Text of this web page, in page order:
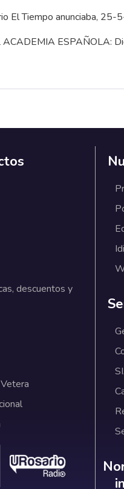
El Tiempo anunciaba,
ACADEMIA ESPAÑOLA:
descuentos y